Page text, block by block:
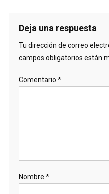
Deja una respuesta
Tu dirección de correo
campos obligatorios están
Comentario *
Nombre *